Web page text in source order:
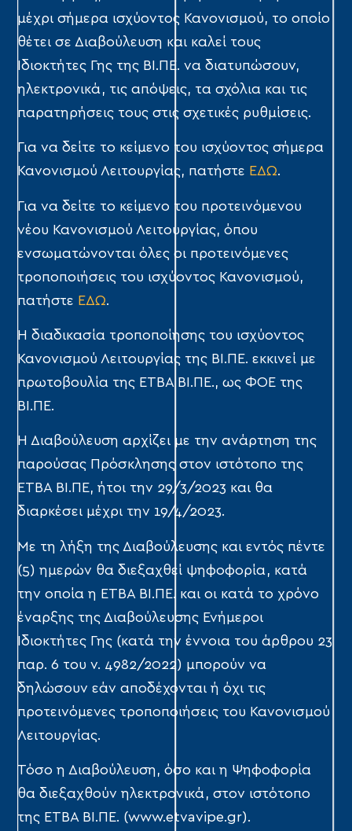
μέχρι σήμερα ισχύοντος Κανονισμού, το οποίο
θέτει σε Διαβούλευση και καλεί τους
Ιδιοκτήτες Γης της ΒΙ.ΠΕ. να διατυπώσουν,
ηλεκτρονικά, τις απόψεις, τα σχόλια και τις
παρατηρήσεις τους στις σχετικές ρυθμίσεις.
Για να δείτε το κείμενο του ισχύοντος σήμερα
Κανονισμού Λειτουργίας, πατήστε ΕΔΩ.
Για να δείτε το κείμενο του προτεινόμενου
νέου Κανονισμού Λειτουργίας, όπου
ενσωματώνονται όλες οι προτεινόμενες
τροποποιήσεις του ισχύοντος Κανονισμού,
πατήστε ΕΔΩ.
Η διαδικασία τροποποίησης του ισχύοντος
Κανονισμού Λειτουργίας της ΒΙ.ΠΕ. εκκινεί με
πρωτοβουλία της ΕΤΒΑ ΒΙ.ΠΕ., ως ΦΟΕ της
ΒΙ.ΠΕ.
Η Διαβούλευση αρχίζει με την ανάρτηση της
παρούσας Πρόσκλησης στον ιστότοπο της
ΕΤΒΑ ΒΙ.ΠΕ, ήτοι την 29/3/2023 και θα
διαρκέσει μέχρι την 19/4/2023.
Με τη λήξη της Διαβούλευσης και εντός πέντε
(5) ημερών θα διεξαχθεί ψηφοφορία, κατά
την οποία η ΕΤΒΑ ΒΙ.ΠΕ. και οι κατά το χρόνο
έναρξης της Διαβούλευσης Ενήμεροι
Ιδιοκτήτες Γης (κατά την έννοια του άρθρου 23
παρ. 6 του ν. 4982/2022) μπορούν να
δηλώσουν εάν αποδέχονται ή όχι τις
προτεινόμενες τροποποιήσεις του Κανονισμού
Λειτουργίας.
Τόσο η Διαβούλευση, όσο και η Ψηφοφορία
θα διεξαχθούν ηλεκτρονικά, στον ιστότοπο
της ΕΤΒΑ ΒΙ.ΠΕ. (www.etvavipe.gr).